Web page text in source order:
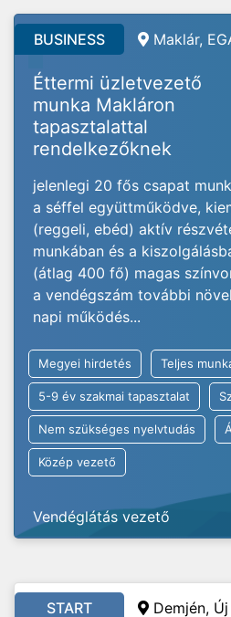
BUSINESS Maklár,
Éttermi üzletvezető
munka Makláron
tapasztalattal
rendelkezőknek
jelenlegi 20 fős csapat
a séffel együttműködve,
(reggeli, ebéd) aktív
munkában és a
(átlag 400 fő) magas
a vendégszám további
napi működés...
Megyei hirdetés Teljes
5-9 év szakmai tapasztalat
Nem szükséges nyelvtudás
Közép vezető
Vendéglátás vezető
START Demjén,